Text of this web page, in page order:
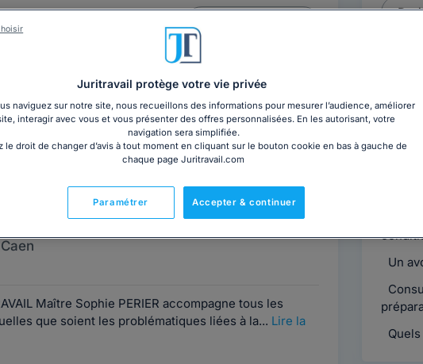
avocate spécialiste au barreau de Caen en droit du
de spécialisation. Elle...Lire la suite
TRAVAIL Contacter ce cabinet
Maître Sophie PERIER accompagne tous les
que soient les problématiques liées à la... Lire la
Un
Juritravail protège votre vie privée
naviguez sur notre site, nous recueillons des informations pour mesurer l’audience, améliorer
interagir avec vous et vous présenter des offres personnalisées. En les autorisant, votre
navigation sera simplifiée.
le droit de changer d’avis à tout moment en cliquant sur le bouton cookie en bas à gauche de
chaque page Juritravail.com
Accepter & continuer
Paramétrer